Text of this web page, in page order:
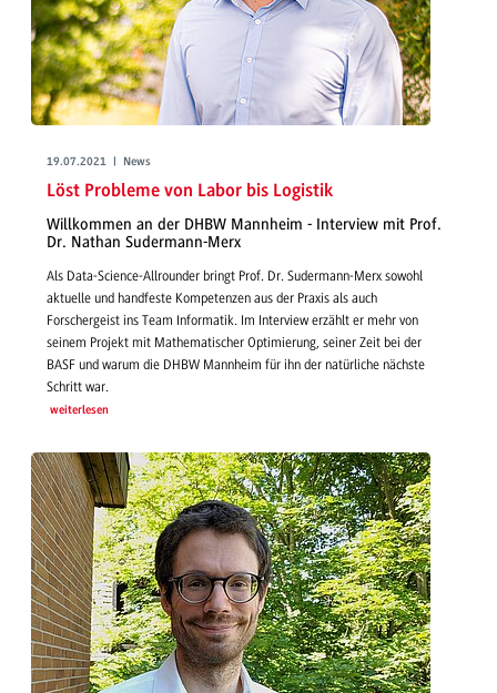
19.07.2021 | News
Löst Probleme von Labor bis Logistik
Willkommen an der DHBW Mannheim - Interview mit Prof.
Dr. Nathan Sudermann-Merx
Als Data-Science-Allrounder bringt Prof. Dr. Sudermann-Merx sowohl
aktuelle und handfeste Kompetenzen aus der Praxis als auch
Forschergeist ins Team Informatik. Im Interview erzählt er mehr von
seinem Projekt mit Mathematischer Optimierung, seiner Zeit bei der
BASF und warum die DHBW Mannheim für ihn der natürliche nächste
Schritt war.
weiterlesen